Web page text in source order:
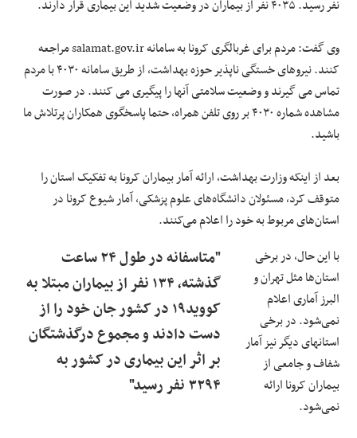
نفر رسید. ۴۰۳۵ نفر از بیماران در وضعیت شدید این بیماری قرار دارند.
وی گفت: مردم برای غربالگری کرونا به سامانه salamat.gov.ir مراجعه
کنند. نیروهای خستگی ناپذیر حوزه بهداشت، از طریق سامانه ۴۰۳۰ با مردم
تماس می گیرند و وضعیت سلامتی آنها را پیگیری می کنند. در صورت
مشاهده شماره ۴۰۳۰ بر روی تلفن همراه، حتما پاسخگوی همکاران پرتلاش ما
باشید.
بعد از اینکه وزارت بهداشت، ارائه آمار بیماران کرونا به تفکیک استان را
متوقف کرد، مسئولان دانشگاه‌های علوم پزشکی، آمار شیوع کرونا در
استان‌های مربوط به خود را اعلام می‌کنند.
"متاسفانه در طول ۲۴ ساعت
گذشته، ۱۳۴ نفر از بیماران مبتلا به
کووید۱۹ در کشور جان خود را از
دست دادند و مجموع درگذشتگان
بر اثر این بیماری در کشور به
۳۲۹۴ نفر رسید"
با این حال، در برخی
استان‌ها مثل تهران و
البرز آماری اعلام
نمی‌شود. در برخی
استانهای دیگر نیز آمار
شفاف و جامعی از
بیماران کرونا ارائه
نمی‌شود.